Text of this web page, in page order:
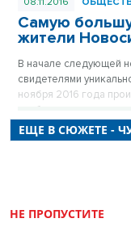
Самую
жители
В начале следующей
свидетелями
ноября 2016 года
приблизится на
ЕЩЕ В СЮЖЕТЕ -
НЕ ПРОПУСТИТЕ